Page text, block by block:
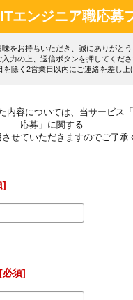
ンジニア職応募
をお持ちいただき、誠にありがとう
力の上、送信ボタンを押してくださ
除く2営業日以内にご連絡を差し上
内容については、当サービス
応募」に関する
せていただきますのでご了承
]
[必須]